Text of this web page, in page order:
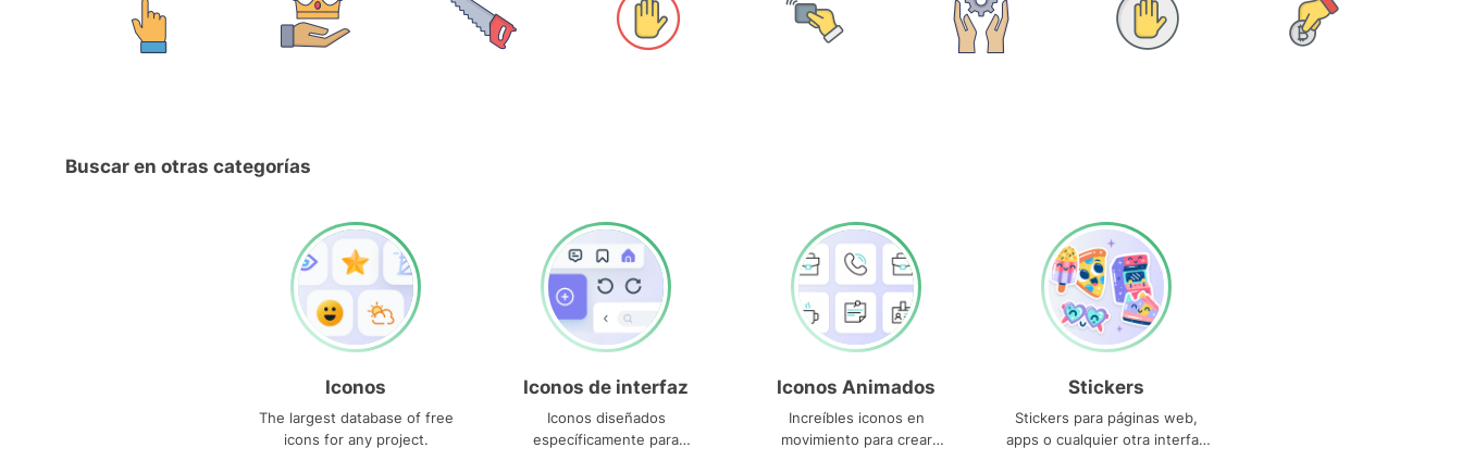
Buscar en otras categorías
Iconos
The largest database of free
icons for any project.
Iconos de interfaz
Iconos diseñados
específicamente para
Iconos Animados
Increíbles iconos en
movimiento para crear
Stickers
Stickers para páginas web,
apps o cualquier otra interfaz